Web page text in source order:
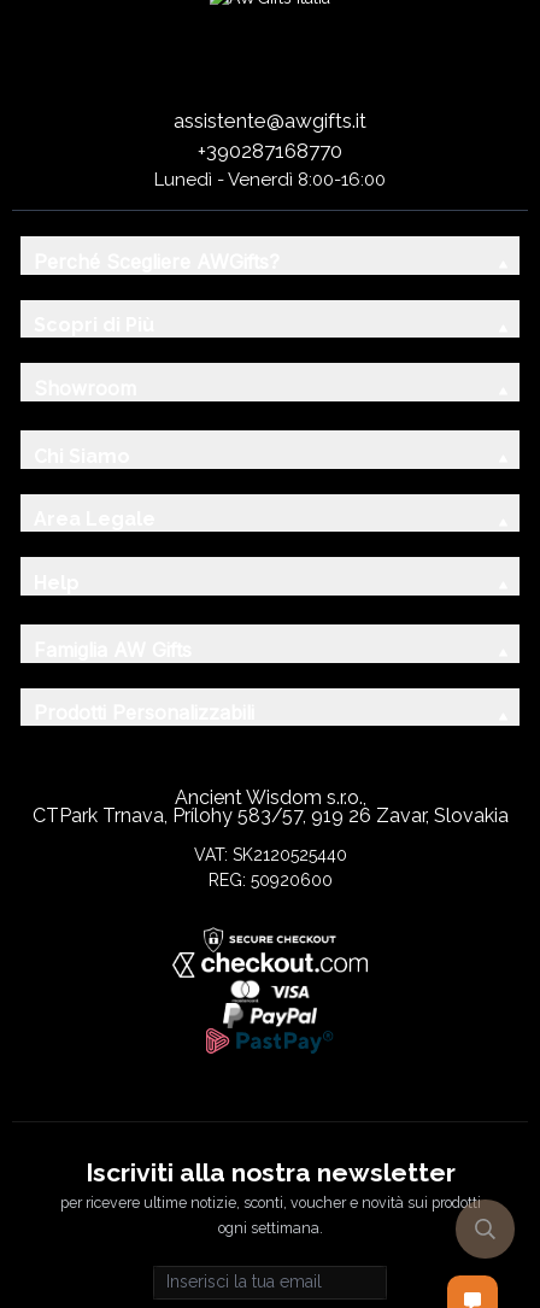
assistente@awgifts.it
+390287168770
Lunedì - Venerdì 8:00-16:00
Ancient Wisdom s.r.o.,
CTPark Trnava, Prílohy 583/57, 919 26 Zavar, Slovakia
VAT: SK2120525440
REG: 50920600
Iscriviti alla nostra newsletter
per ricevere ultime notizie, sconti, voucher e novità sui prodotti
ogni settimana.
Email address